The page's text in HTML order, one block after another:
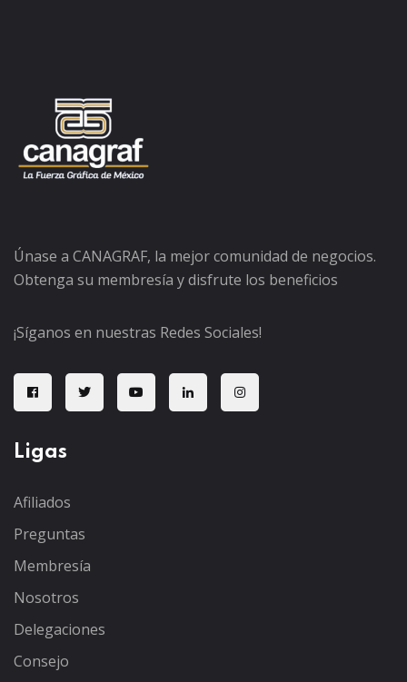
Únase a CANAGRAF, la mejor comunidad de negocios.
Obtenga su membresía y disfrute los beneficios
¡Síganos en nuestras Redes Sociales!
Ligas
Afiliados
Preguntas
Membresía
Nosotros
Delegaciones
Consejo